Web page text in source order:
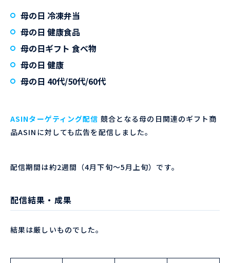
母の日 冷凍弁当
母の日 健康食品
母の日ギフト 食べ物
母の日 健康
母の日 40代/50代/60代
ASINターゲティング配信 競合となる母の日関連のギフト商
品ASINに対しても広告を配信しました。
配信期間は約2週間（4月下旬〜5月上旬）です。
配信結果・成果
結果は厳しいものでした。